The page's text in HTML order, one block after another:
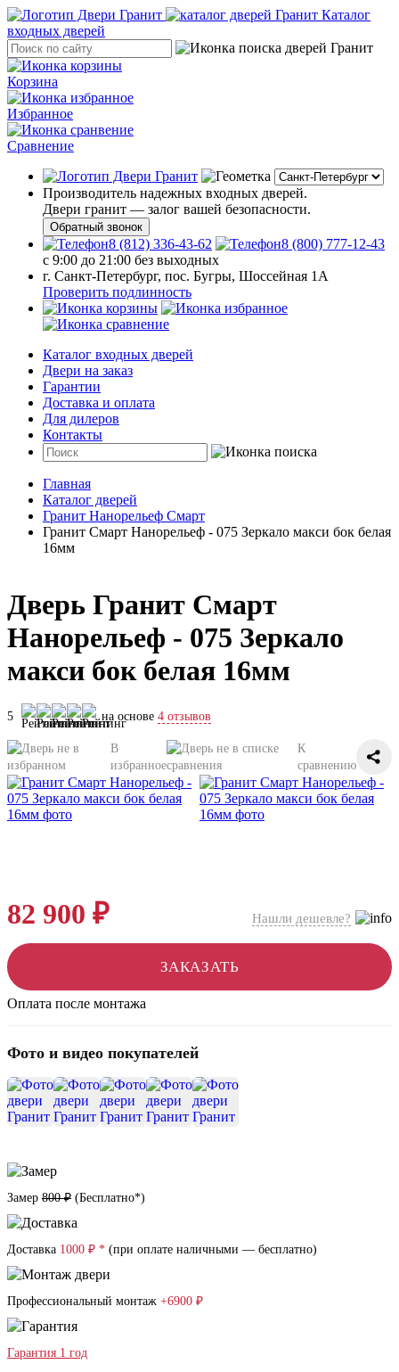
Каталог
входных дверей
Корзина
Избранное
Сравнение
Производитель надежных входных дверей.
Двери гранит — залог вашей безопасности.
Обратный звонок
8 (812) 336-43-62
8 (800) 777-12-43
с 9:00 до 21:00 без выходных
г. Санкт-Петербург, пос. Бугры, Шоссейная 1А
Проверить подлинность
Каталог входных дверей
Двери на заказ
Гарантии
Доставка и оплата
Для дилеров
Контакты
Главная
Каталог дверей
Гранит Нанорельеф Смарт
Гранит Смарт Нанорельеф - 075 Зеркало макси бок белая
16мм
Дверь Гранит Смарт
Нанорельеф - 075 Зеркало
макси бок белая 16мм
5 на основе 4 отзывов
В
избранное
К
сравнению
82 900 ₽ Нашли дешевле?
ЗАКАЗАТЬ
Оплата после монтажа
Фото и видео покупателей
Замер 800 ₽ (Бесплатно*)
Доставка 1000 ₽ * (при оплате наличными — бесплатно)
Профессиональный монтаж +6900 ₽
Гарантия 1 год